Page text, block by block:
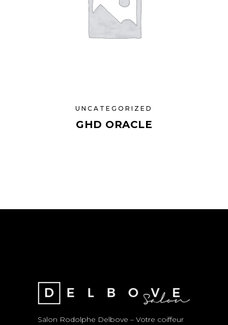
UNCATEGORIZED
GHD ORACLE
Salon Rodolphe Delbove – Votre coiffeur